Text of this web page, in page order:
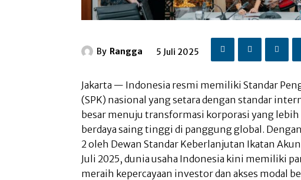
By Rangga 5 Juli 2025
Jakarta — Indonesia resmi memiliki Standar
(SPK) nasional yang setara dengan standar
besar menuju transformasi korporasi yang
berdaya saing tinggi di panggung global. Dengan
2 oleh Dewan Standar Keberlanjutan Ikatan
Juli 2025, dunia usaha Indonesia kini memiliki
meraih kepercayaan investor dan akses modal